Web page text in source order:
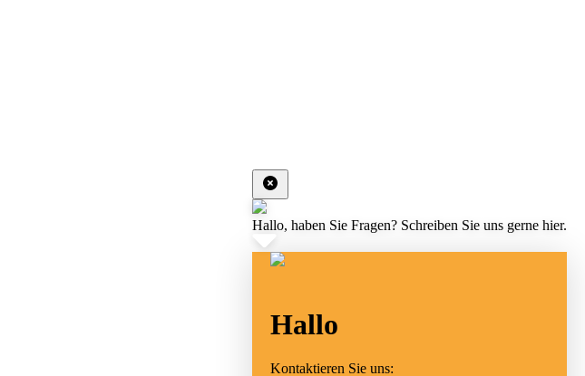
Hallo, haben Sie Fragen? Schreiben Sie uns gerne hier.
Hallo
Kontaktieren Sie uns: